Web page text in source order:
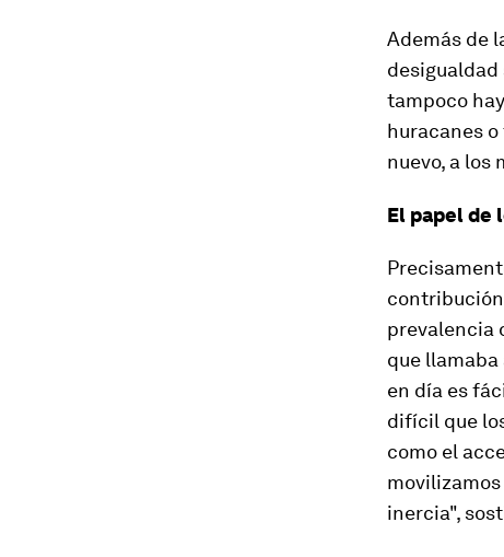
Además de
desigualdad
tampoco
huracanes
nuevo, a los
El papel de
prevalencia
que llamaba
en día es
difícil que
como el
inercia",